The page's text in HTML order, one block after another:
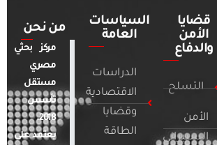
قضايا
الأمن
والدفاع
التسلح
الأمن
السيبراني
السياسات
العامة
الدراسات
الاقتصادية
وقضايا
الطاقة
من نحن
مركز بحثي
مصري
مستقل
تأسس
2018.
يعتمد على